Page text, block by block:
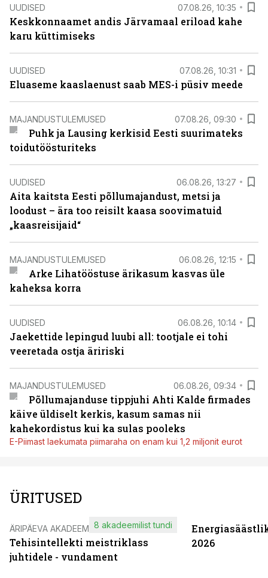
UUDISED 07.08.26, 10:35
Keskkonnaamet andis Järvamaal eriload kahe
karu küttimiseks
UUDISED 07.08.26, 10:31
Eluaseme kaaslaenust saab MES-i püsiv meede
MAJANDUSTULEMUSED 07.08.26, 09:30
Puhk ja Lausing kerkisid Eesti suurimateks
toidutöösturiteks
UUDISED 06.08.26, 13:27
Aita kaitsta Eesti põllumajandust, metsi ja
loodust – ära too reisilt kaasa soovimatuid
„kaasreisijaid“
MAJANDUSTULEMUSED 06.08.26, 12:15
Arke Lihatööstuse ärikasum kasvas üle
kaheksa korra
UUDISED 06.08.26, 10:14
Jaekettide lepingud luubi all: tootjale ei tohi
veeretada ostja äririski
MAJANDUSTULEMUSED 06.08.26, 09:34
Põllumajanduse tippjuhi Ahti Kalde firmades
käive üldiselt kerkis, kasum samas nii
kahekordistus kui ka sulas pooleks
E-Piimast laekumata piimaraha on enam kui 1,2 miljonit eurot
ÜRITUSED
ÄRIPÄEVA AKADEEMIA
Tehisintellekti meistriklass
juhtidele - vundament
8 akadeemilist tundi
2026